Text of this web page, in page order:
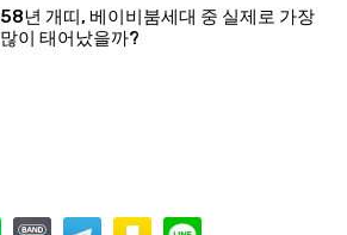
58년 개띠, 베이비붐세대 중 실제로 가장
많이 태어났을까?